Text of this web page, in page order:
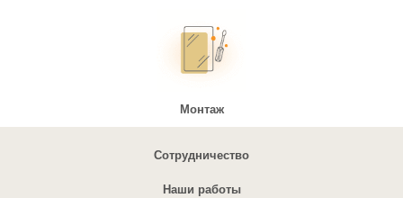
Монтаж
Сотрудничество
Наши работы